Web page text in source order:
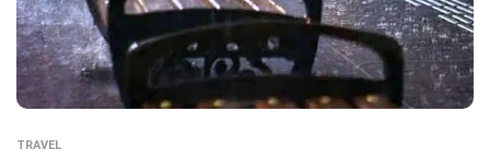
TRAVEL